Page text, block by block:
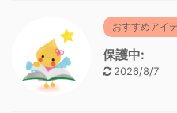
おすすめアイ
保護中:
2026/8/7